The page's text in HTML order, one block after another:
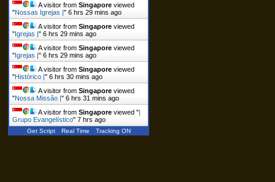
A visitor fromSingapore viewed
"Nossas Igrejas |"6 hrs 29 mins ago
A visitor fromSingapore viewed
"Igrejas |"6 hrs 29 mins ago
A visitor fromSingapore viewed
"Igrejas |"6 hrs 29 mins ago
A visitor fromSingapore viewed
"Histórico |"6 hrs 30 mins ago
A visitor fromSingapore viewed
"Nossa Missão |"6 hrs 31 mins ago
A visitor fromSingapore viewed "|
Grupo Evangelístico"7 hrs ago
Get Script Real Time Tracking ON